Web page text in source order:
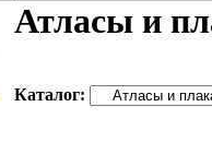
Атласы и
Каталог: